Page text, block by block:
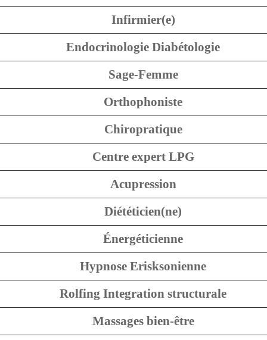
Infirmier(e)
Endocrinologie Diabétologie
Sage-Femme
Orthophoniste
Chiropratique
Centre expert LPG
Acupression
Diététicien(ne)
Énergéticienne
Hypnose Erisksonienne
Rolfing Integration structurale
Massages bien-être